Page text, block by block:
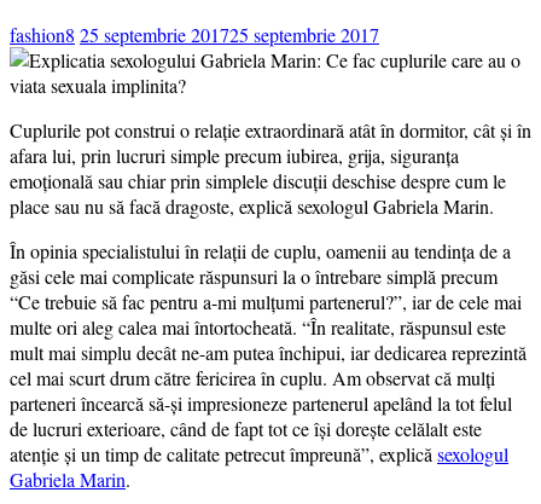
fashion8 25 septembrie 201725 septembrie 2017
Cuplurile pot construi o relație extraordinară atât în dormitor, cât și în
afara lui, prin lucruri simple precum iubirea, grija, siguranța
emoțională sau chiar prin simplele discuții deschise despre cum le
place sau nu să facă dragoste, explică sexologul Gabriela Marin.
În opinia specialistului în relaţii de cuplu, oamenii au tendinţa de a
găsi cele mai complicate răspunsuri la o întrebare simplă precum
“Ce trebuie să fac pentru a-mi mulţumi partenerul?”, iar de cele mai
multe ori aleg calea mai întortocheată. “În realitate, răspunsul este
mult mai simplu decât ne-am putea închipui, iar dedicarea reprezintă
cel mai scurt drum către fericirea în cuplu. Am observat că mulţi
parteneri încearcă să-şi impresioneze partenerul apelând la tot felul
de lucruri exterioare, când de fapt tot ce îşi doreşte celălalt este
atenţie şi un timp de calitate petrecut împreună”, explicăsexologul
Gabriela Marin.